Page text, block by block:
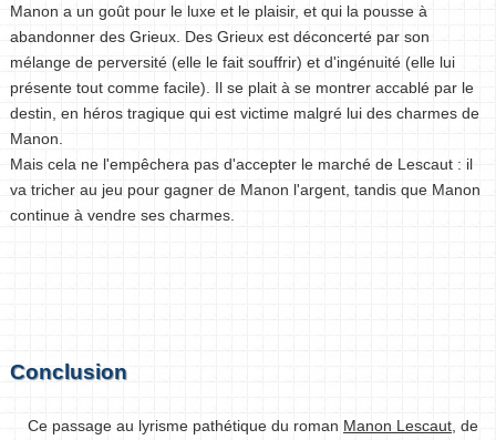
Manon a un goût pour le luxe et le plaisir, et qui la pousse à
abandonner des Grieux. Des Grieux est déconcerté par son
mélange de perversité (elle le fait souffrir) et d'ingénuité (elle lui
présente tout comme facile). Il se plait à se montrer accablé par le
destin, en héros tragique qui est victime malgré lui des charmes de
Manon.
Mais cela ne l'empêchera pas d'accepter le marché de Lescaut : il
va tricher au jeu pour gagner de Manon l'argent, tandis que Manon
continue à vendre ses charmes.
Conclusion
Ce passage au lyrisme pathétique du roman Manon Lescaut , de